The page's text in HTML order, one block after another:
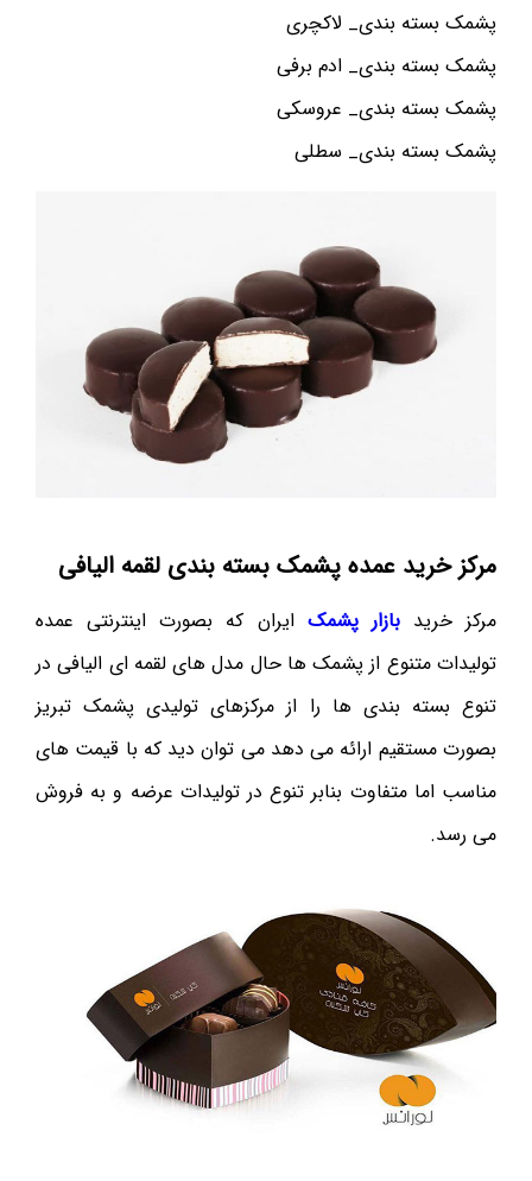
پشمک بسته بندی_ لاکچری
پشمک بسته بندی_ ادم برفی
پشمک بسته بندی_ عروسکی
پشمک بسته بندی_ سطلی
مرکز خرید عمده پشمک بسته بندی لقمه الیافی
مرکز خریدبازار پشمک ایران که بصورت اینترنتی عمده
تولیدات متنوع از پشمک ها حال مدل های لقمه ای الیافی در
تنوع بسته بندی ها را از مرکزهای تولیدی پشمک تبریز
بصورت مستقیم ارائه می دهد می توان دید که با قیمت های
مناسب اما متفاوت بنابر تنوع در تولیدات عرضه و به فروش
می رسد.